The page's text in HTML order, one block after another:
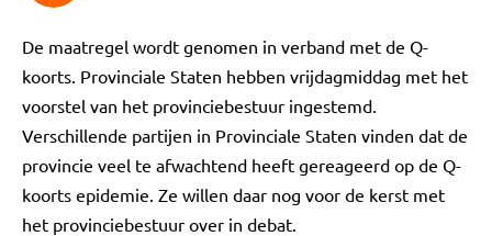
De maatregel wordt genomen in verband met de Q-
koorts. Provinciale Staten hebben vrijdagmiddag met het
voorstel van het provinciebestuur ingestemd.
Verschillende partijen in Provinciale Staten vinden dat de
provincie veel te afwachtend heeft gereageerd op de Q-
koorts epidemie. Ze willen daar nog voor de kerst met
het provinciebestuur over in debat.